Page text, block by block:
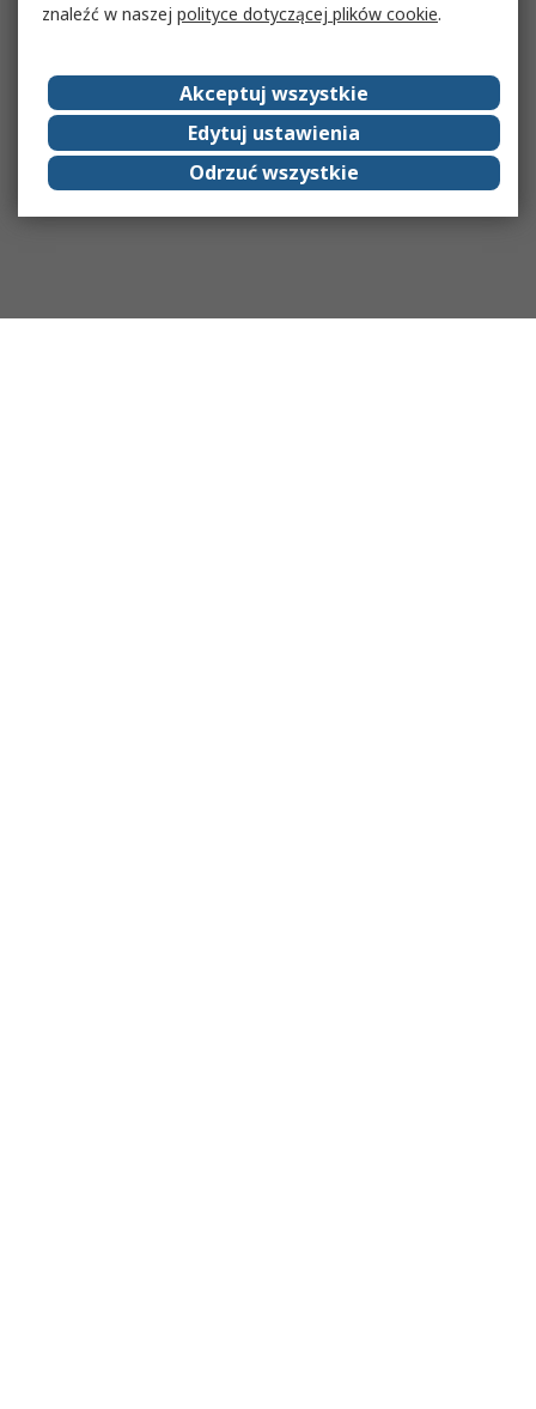
znaleźć w naszej polityce dotyczącej plików cookie.
Akceptuj wszystkie
Edytuj ustawienia
Odrzuć wszystkie